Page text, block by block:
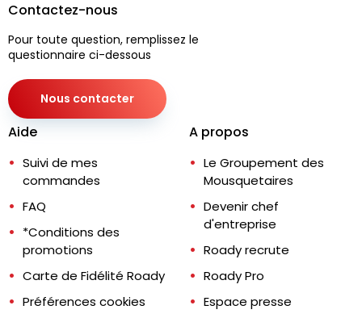
Contactez-nous
Pour toute question, remplissez le
questionnaire ci-dessous
Nous contacter
Aide
Suivi de mes
commandes
FAQ
*Conditions des
promotions
Carte de Fidélité Roady
Préférences cookies
A propos
Le Groupement des
Mousquetaires
Devenir chef
d'entreprise
Roady recrute
Roady Pro
Espace presse